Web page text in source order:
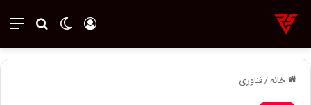
تغییر پوسته ورود
خانه/فناوری